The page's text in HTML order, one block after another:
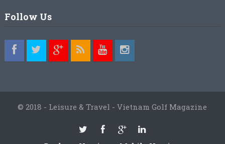
Follow Us
© 2018 - Leisure & Travel - Vietnam Golf Magazine